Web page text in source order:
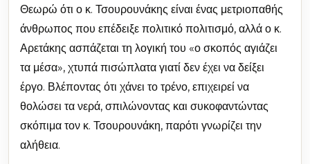
Θεωρώ ότι ο κ. Τσουρουνάκης είναι ένας μετριοπαθής
άνθρωπος που επέδειξε πολιτικό πολιτισμό, αλλά ο κ.
Αρετάκης ασπάζεται τη λογική του «ο σκοπός αγιάζει
τα μέσα», χτυπά πισώπλατα γιατί δεν έχει να δείξει
έργο. Βλέποντας ότι χάνει το τρένο, επιχειρεί να
θολώσει τα νερά, σπιλώνοντας και συκοφαντώντας
σκόπιμα τον κ. Τσουρουνάκη, παρότι γνωρίζει την
αλήθεια.